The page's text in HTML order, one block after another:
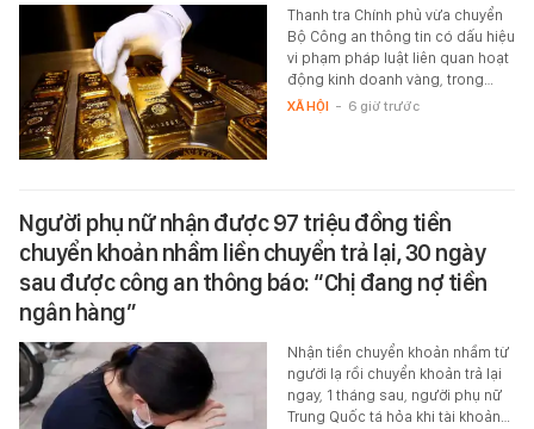
Thanh tra Chính phủ vừa chuyển
Bộ Công an thông tin có dấu hiệu
vi phạm pháp luật liên quan hoạt
động kinh doanh vàng, trong…
XÃ HỘI - 6 giờ trước
Người phụ nữ nhận được 97 triệu đồng tiền
chuyển khoản nhầm liền chuyển trả lại, 30 ngày
sau được công an thông báo: “Chị đang nợ tiền
ngân hàng”
Nhận tiền chuyển khoản nhầm từ
người lạ rồi chuyển khoản trả lại
ngay, 1 tháng sau, người phụ nữ
Trung Quốc tá hỏa khi tài khoản…